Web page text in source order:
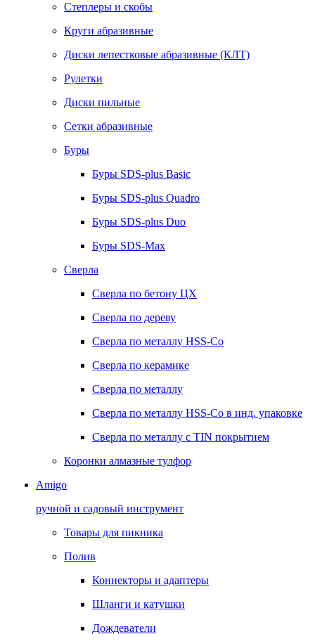
Степлеры и скобы
Круги абразивные
Диски лепестковые абразивные (КЛТ)
Рулетки
Диски пильные
Сетки абразивные
Буры
Буры SDS-plus Basic
Буры SDS-plus Quadro
Буры SDS-plus Duo
Буры SDS-Max
Сверла
Сверла по бетону ЦХ
Сверла по дереву
Сверла по металлу HSS-Co
Сверла по керамике
Сверла по металлу
Сверла по металлу HSS-Co в инд. упаковке
Сверла по металлу с TIN покрытием
Коронки алмазные тулфор
Amigo
ручной и садовый инструмент
Товары для пикника
Полив
Коннекторы и адаптеры
Шланги и катушки
Дождеватели